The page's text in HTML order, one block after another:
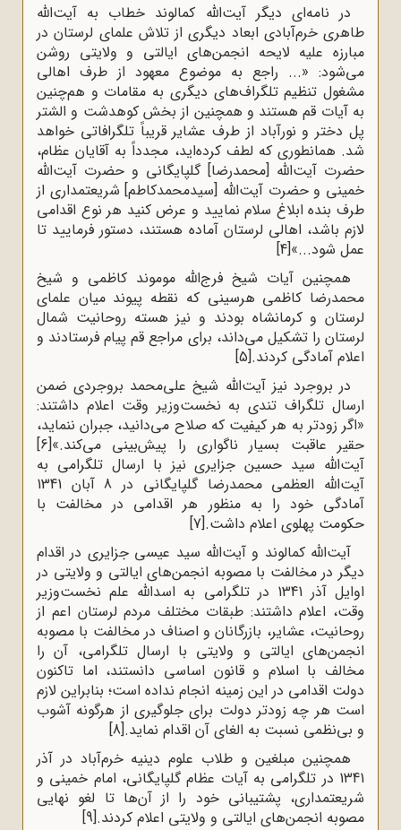
در نامه‌ای دیگر آیت‌الله کمالوند خطاب به آیت‌الله
طاهری خرم‌آبادی ابعاد دیگری از تلاش علمای لرستان در
مبارزه علیه لایحه انجمن‌های ایالتی و ولایتی روشن
می‌شود: «... راجع به موضوع معهود از طرف اهالی
مشغول تنظیم تلگراف‌های دیگری به مقامات و هم‌چنین
به آیات قم هستند و همچنین از بخش کوهدشت و الشتر
پل دختر و نورآباد از طرف عشایر قریباً تلگرافاتی خواهد
شد. همانطوری که لطف کرده‌اید، مجدداً به آقایان عظام،
حضرت آیت‌الله [محمدرضا] گلپایگانی و حضرت آیت‌الله
خمینی و حضرت آیت‌الله [سیدمحمدکاطم] شریعتمداری از
طرف بنده ابلاغ سلام نمایید و عرض کنید هر نوع اقدامی
لازم باشد، اهالی لرستان آماده هستند، دستور فرمایید تا
عمل شود...»[4]
همچنین آیات شیخ فرج‌الله موموند کاظمی و شیخ
محمدرضا کاظمی هرسینی که نقطه پیوند میان علمای
لرستان و کرمانشاه بودند و نیز هسته روحانیت شمال
لرستان را تشکیل می‌داند، برای مراجع قم پیام فرستادند و
اعلام آمادگی کردند.[5]
در بروجرد نیز آیت‌الله شیخ علی‌محمد بروجردی ضمن
ارسال تلگراف تندی به نخست‌وزیر وقت اعلام داشتند:
«اگر زودتر به هر کیفیت که صلاح می‌دانید، جبران ننماید،
حقیر عاقبت بسیار ناگواری را پیش‌بینی می‌کند.»[6]
آیت‌الله سید حسین جزایری نیز با ارسال تلگرامی به
آیت‌الله العظمی محمدرضا گلپایگانی در 8 آبان 1341
آمادگی خود را به منظور هر اقدامی در مخالفت با
حکومت پهلوی اعلام داشت.[7]
آیت‌الله کمالوند و آیت‌الله سید عیسی جزایری در اقدام
دیگر در مخالفت با مصوبه انجمن‌های ایالتی و ولایتی در
اوایل آذر 1341 در تلگرامی به اسدالله علم نخست‌وزیر
وقت، اعلام داشتند: طبقات مختلف مردم لرستان اعم از
روحانیت، عشایر، بازرگانان و اصناف در مخالفت با مصوبه
انجمن‌های ایالتی و ولایتی با ارسال تلگرامی، آن را
مخالف با اسلام و قانون اساسی دانستند، اما تاکنون
دولت اقدامی در این زمینه انجام نداده است؛ بنابراین لازم
است هر چه زودتر دولت برای جلوگیری از هرگونه آشوب
و بی‌نظمی نسبت به الغای آن اقدام نماید.[8]
همچنین مبلغین و طلاب علوم دینیه خرم‌آباد در آذر
1341 در تلگرامی به آیات عظام گلپایگانی، امام خمینی و
شریعتمداری، پشتیبانی خود را از آن‌ها تا لغو نهایی
مصوبه انجمن‌های ایالتی و ولایتی اعلام کردند.[9]